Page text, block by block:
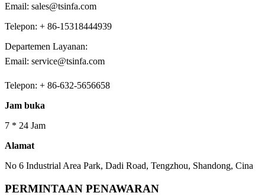
Email: sales@tsinfa.com
Telepon: + 86-15318444939
Departemen Layanan:
Email: service@tsinfa.com
Telepon: + 86-632-5656658
Jam buka
7 * 24 Jam
Alamat
No 6 Industrial Area Park, Dadi Road, Tengzhou, Shandong, Cina
PERMINTAAN PENAWARAN